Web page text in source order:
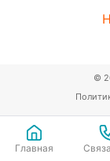
Главная
©